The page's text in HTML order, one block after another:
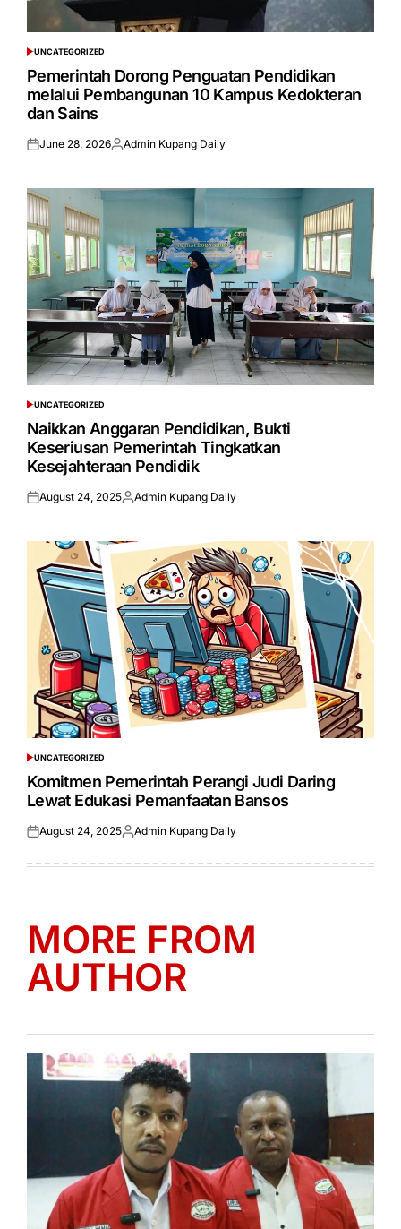
POSTED
IN
UNCATEGORIZED
Pemerintah Dorong Penguatan Pendidikan
melalui Pembangunan 10 Kampus Kedokteran
dan Sains
Posted
June 28, 2026Posted
Admin Kupang Daily
POSTED
IN
UNCATEGORIZED
Naikkan Anggaran Pendidikan, Bukti
Keseriusan Pemerintah Tingkatkan
Kesejahteraan Pendidik
Posted
August 24, 2025Posted
Admin Kupang Daily
POSTED
IN
UNCATEGORIZED
Komitmen Pemerintah Perangi Judi Daring
Lewat Edukasi Pemanfaatan Bansos
Posted
August 24, 2025Posted
Admin Kupang Daily
MORE FROM
AUTHOR